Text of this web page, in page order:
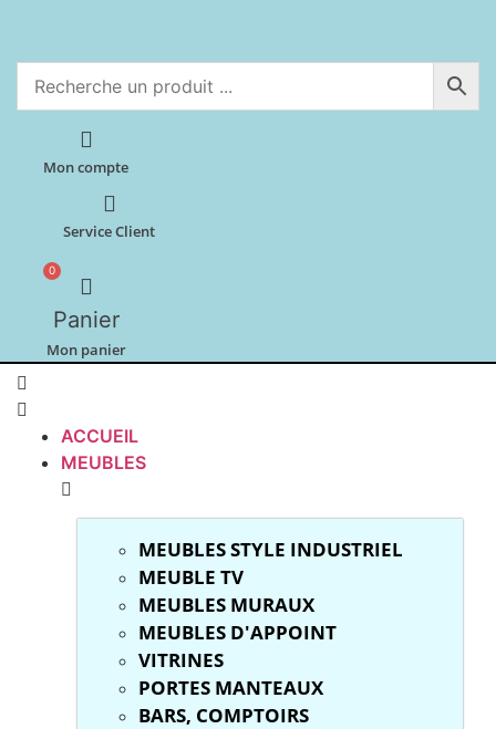
contenu
Mon compte
Service Client
0
Panier
Mon panier
ACCUEIL
MEUBLES
MEUBLES STYLE INDUSTRIEL
MEUBLE TV
MEUBLES MURAUX
MEUBLES D'APPOINT
VITRINES
PORTES MANTEAUX
BARS, COMPTOIRS